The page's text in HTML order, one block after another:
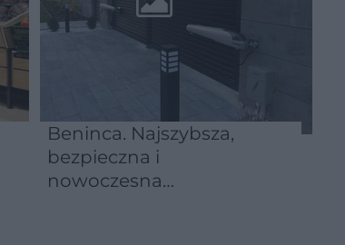
Beninca. Najszybsza,
bezpieczna i
nowoczesna